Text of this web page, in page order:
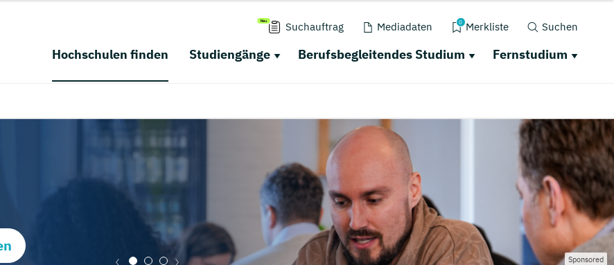
Suchauftrag Mediadaten 0 Merkliste Suchen
Hochschulen finden Studiengänge Berufsbegleitendes Studium Fernstudium
Sponsored